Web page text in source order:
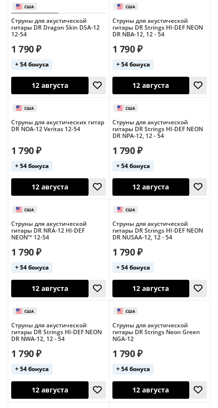
10 августа 12 августа
Струны для акустической
гитары DR Dragon Skin DSA-12
12-54
1 790 ₽
+ 54 бонуса
12 августа
Струны для акустической
гитары DR Strings HI-DEF NEON
DR NBA-12, 12 - 54
1 790 ₽
+ 54 бонуса
12 августа
Струны для акустических гитар
DR NOA-12 Veritas 12-54
1 790 ₽
+ 54 бонуса
12 августа
Струны для акустической
гитары DR Strings HI-DEF NEON
DR NPA-12, 12 - 54
1 790 ₽
+ 54 бонуса
Струны для акустической
гитары DR NRA-12 HI-DEF
NEON™ 12-54
1 790 ₽
+ 54 бонуса
Струны для акустической
гитары DR Strings HI-DEF NEON
DR NUSAA-12, 12 - 54
1 790 ₽
+ 54 бонуса
Струны для акустической
гитары DR Strings HI-DEF NEON
DR NWA-12, 12 - 54
1 790 ₽
+ 54 бонуса
Струны для акустической
гитары DR Strings Neon Green
NGA-12
1 790 ₽
+ 54 бонуса